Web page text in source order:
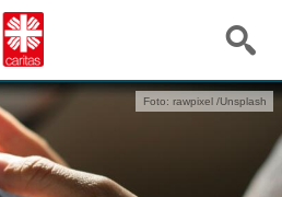
Foto: rawpixel /Unsplash